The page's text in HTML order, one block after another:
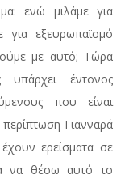
ενώ μιλάμε για
για εξευρωπαϊσμό
με αυτό; Τώρα
έντονος
που είναι
Γιανναρά
ερείσματα σε
να θέσω αυτό το